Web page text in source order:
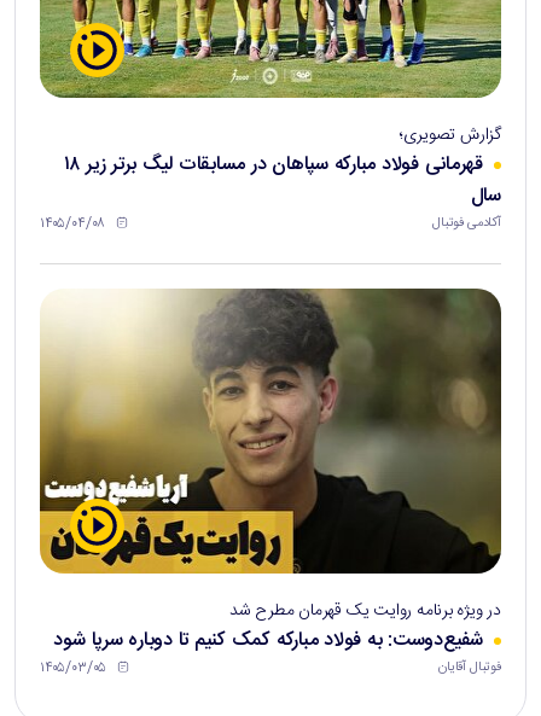
گزارش تصویری؛
قهرمانی فولاد مبارکه سپاهان در مسابقات لیگ برتر زیر ۱۸
سال
آکادمی فوتبال ۱۴۰۵/۰۴/۰۸
در ویژه برنامه روایت یک قهرمان مطرح شد
شفیع‌دوست: به فولاد مبارکه کمک کنیم تا دوباره سرپا شود
فوتبال آقایان ۱۴۰۵/۰۳/۰۵